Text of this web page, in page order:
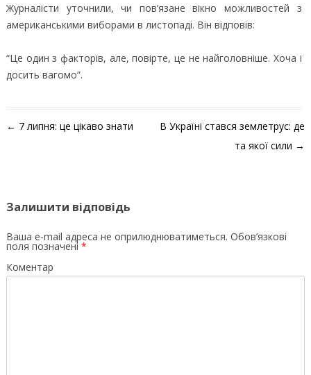
Журналісти уточнили, чи пов’язане вікно можливостей з
американськими виборами в листопаді. Він відповів:
“Це один з факторів, але, повірте, це не найголовніше. Хоча і
досить вагомо”.
Навігація по запису
← 7 липня: це цікаво знати
В Україні стався землетрус: де
та якої сили →
Залишити відповідь
Ваша e-mail адреса не оприлюднюватиметься. Обов’язкові
поля позначені *
Коментар